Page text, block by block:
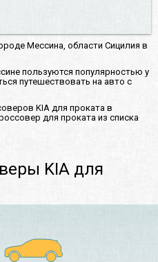
Мессина, области Сицилия в
пользуются популярностью у
путешествовать на авто с
KIA для проката в
для проката из списка
KIA для